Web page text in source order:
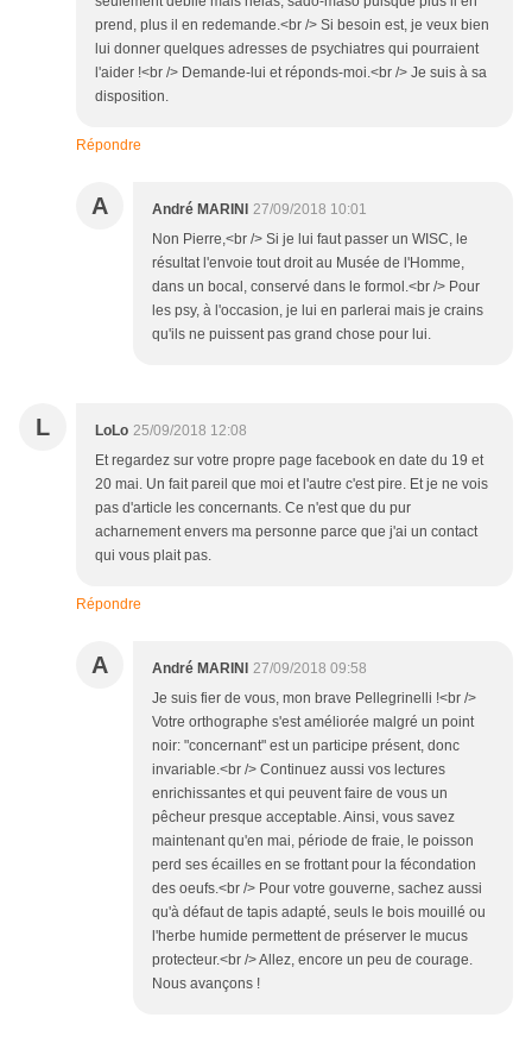
prend, plus il en redemande.<br /> Si besoin est, je veux bien
lui donner quelques adresses de psychiatres qui pourraient
l'aider !<br /> Demande-lui et réponds-moi.<br /> Je suis à sa
disposition.
Répondre
A André MARINI
27/09/2018 10:01
Non Pierre,<br /> Si je lui faut passer un WISC, le
résultat l'envoie tout droit au Musée de l'Homme,
dans un bocal, conservé dans le formol.<br /> Pour
les psy, à l'occasion, je lui en parlerai mais je crains
qu'ils ne puissent pas grand chose pour lui.
L LoLo 25/09/2018 12:08
Et regardez sur votre propre page facebook en date du 19 et
20 mai. Un fait pareil que moi et l'autre c'est pire. Et je ne vois
pas d'article les concernants. Ce n'est que du pur
acharnement envers ma personne parce que j'ai un contact
qui vous plait pas.
Répondre
A André MARINI
27/09/2018 09:58
Je suis fier de vous, mon brave Pellegrinelli !<br />
Votre orthographe s'est améliorée malgré un point
noir: "concernant" est un participe présent, donc
invariable.<br /> Continuez aussi vos lectures
enrichissantes et qui peuvent faire de vous un
pêcheur presque acceptable. Ainsi, vous savez
maintenant qu'en mai, période de fraie, le poisson
perd ses écailles en se frottant pour la fécondation
des oeufs.<br /> Pour votre gouverne, sachez aussi
qu'à défaut de tapis adapté, seuls le bois mouillé ou
l'herbe humide permettent de préserver le mucus
protecteur.<br /> Allez, encore un peu de courage.
Nous avançons !